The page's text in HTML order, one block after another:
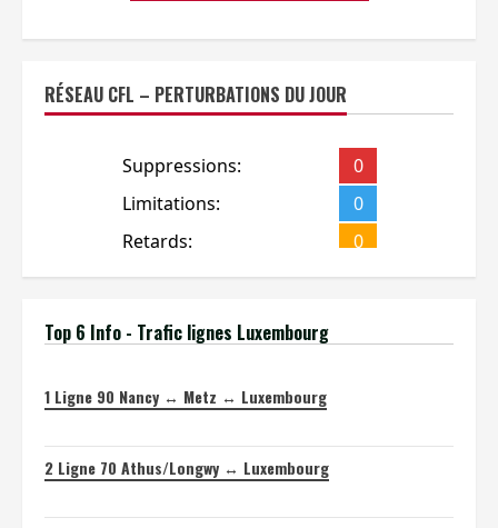
RÉSEAU CFL – PERTURBATIONS DU JOUR
Top 6 Info - Trafic lignes Luxembourg
1 Ligne 90 Nancy ↔ Metz ↔ Luxembourg
2 Ligne 70 Athus/Longwy ↔ Luxembourg